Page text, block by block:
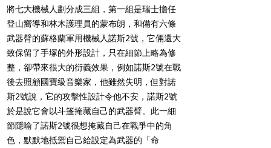
將七大機械人劃分成三組，第一組是瑞士擔任
登山嚮導和林木護理員的蒙布朗，和備有六條
武器臂的蘇格蘭軍用機械人諾斯2號，它倆還大
致保留了手塚的外形設計，只在細節上略為修
整，卻帶來很大的衍義效果，例如諾斯2號在戰
後去照顧國寶級音樂家，他雖然失明，但對諾
斯2號說，它的攻擊性設計令他不安，諾斯2號
於是說它會以斗篷掩藏自己的武器臂。此一細
節隱喻了諾斯2號很想掩藏自己在戰爭中的角
色，默默地抵禦自己給設定為武器的「命